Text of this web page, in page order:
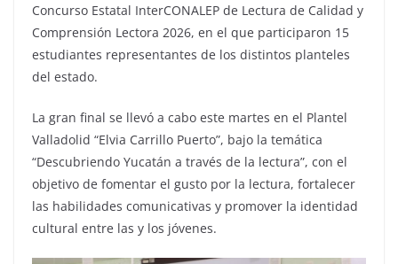
Concurso Estatal InterCONALEP de Lectura de Calidad y
Comprensión Lectora 2026, en el que participaron 15
estudiantes representantes de los distintos planteles
del estado.
La gran final se llevó a cabo este martes en el Plantel
Valladolid “Elvia Carrillo Puerto”, bajo la temática
“Descubriendo Yucatán a través de la lectura”, con el
objetivo de fomentar el gusto por la lectura, fortalecer
las habilidades comunicativas y promover la identidad
cultural entre las y los jóvenes.